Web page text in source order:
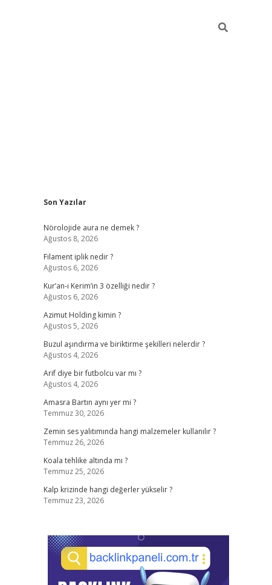
Sidebar
Son Yazılar
Nörolojide aura ne demek ?
Ağustos 8, 2026
Filament iplik nedir ?
Ağustos 6, 2026
Kur’an-ı Kerim’in 3 özelliği nedir ?
Ağustos 6, 2026
Azimut Holding kimin ?
Ağustos 5, 2026
Buzul aşındırma ve biriktirme şekilleri nelerdir ?
Ağustos 4, 2026
Arif diye bir futbolcu var mı ?
Ağustos 4, 2026
Amasra Bartın aynı yer mi ?
Temmuz 30, 2026
Zemin ses yalıtımında hangi malzemeler kullanılır ?
Temmuz 26, 2026
Koala tehlike altında mı ?
Temmuz 25, 2026
Kalp krizinde hangi değerler yükselir ?
Temmuz 23, 2026
vdcasino güncel giriş